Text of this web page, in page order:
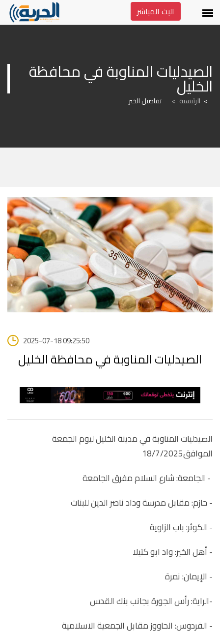
البث المباشر
الخليل
الرئيسية > تفاصيل الخبر
2025-07-18 09:25:50
الصيدليات المناوبة في محافظة الخليل
الصيدليات المناوبة في مدينة الخليل ليوم الجمعة
الموافق18/7/2025
- الجامعة: شارع السلام مفرق الجامعة
- حازم: مقابل مدرسة وداد ناصر الدين للبنات
- الكوثر: باب الزاوية
- أهل الخير: واد ابو كتيلا
- الإيمان: نمرة
-الراية: رأس الجورة بجانب بنك القدس
- الفردوس: الحاووز مقابل الجمعية الاسلامية